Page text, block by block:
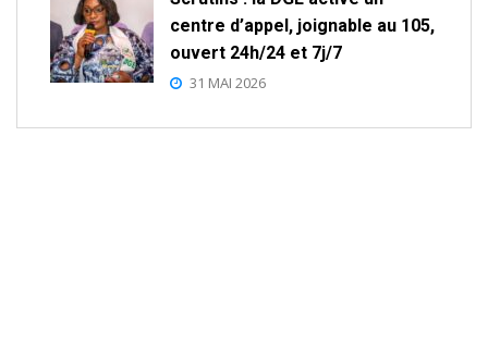
centre d’appel, joignable au 105,
ouvert 24h/24 et 7j/7
31 MAI 2026